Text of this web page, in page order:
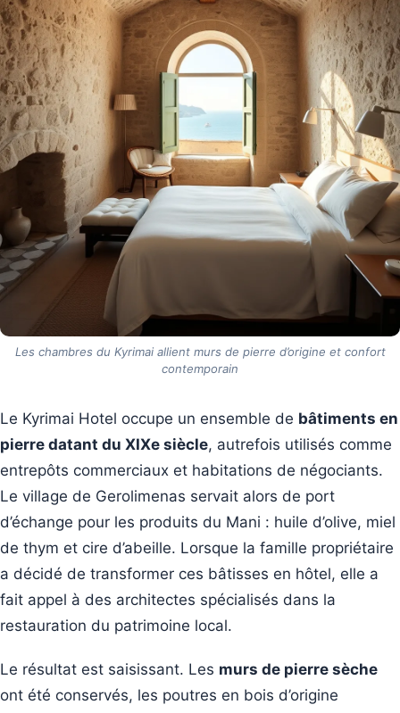
Les chambres du Kyrimai allient murs de pierre d’origine et confort
contemporain
Le Kyrimai Hotel occupe un ensemble de bâtiments en
pierre datant du XIXe siècle, autrefois utilisés comme
entrepôts commerciaux et habitations de négociants.
Le village de Gerolimenas servait alors de port
d’échange pour les produits du Mani : huile d’olive, miel
de thym et cire d’abeille. Lorsque la famille propriétaire
a décidé de transformer ces bâtisses en hôtel, elle a
fait appel à des architectes spécialisés dans la
restauration du patrimoine local.
Le résultat est saisissant. Les murs de pierre sèche
ont été conservés, les poutres en bois d’origine